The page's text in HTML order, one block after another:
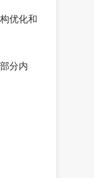
优化和
分内